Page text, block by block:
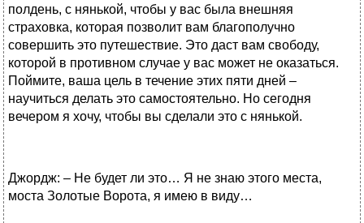
полдень, с нянькой, чтобы у вас была внешняя
страховка, которая позволит вам благополучно
совершить это путешествие. Это даст вам свободу,
которой в противном случае у вас может не оказаться.
Поймите, ваша цель в течение этих пяти дней –
научиться делать это самостоятельно. Но сегодня
вечером я хочу, чтобы вы сделали это с нянькой.
Джордж: – Не будет ли это… Я не знаю этого места,
моста Золотые Ворота, я имею в виду…